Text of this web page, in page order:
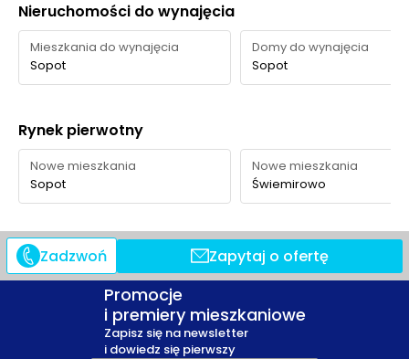
Nieruchomości do wynajęcia
Mieszkania do wynajęcia
Sopot
Domy do wynajęcia
Sopot
Rynek pierwotny
Nowe mieszkania
Sopot
Nowe mieszkania
Świemirowo
Zadzwoń Zapytaj o ofertę
Promocje
i premiery mieszkaniowe
Zapisz się na newsletter
i dowiedz się pierwszy